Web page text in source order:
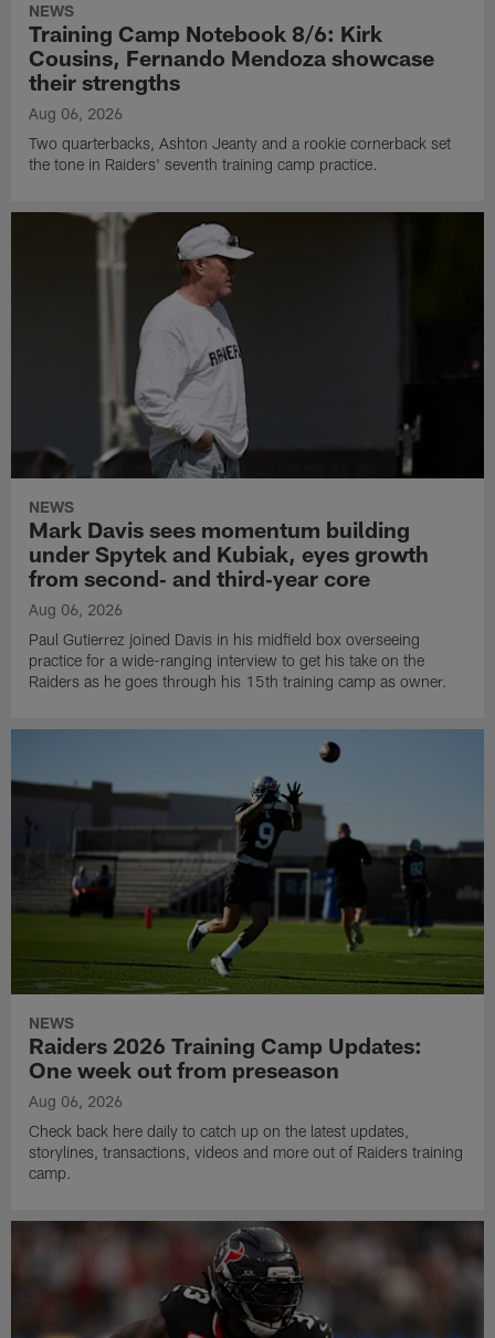
NEWS
Training Camp Notebook 8/6: Kirk
Cousins, Fernando Mendoza showcase
their strengths
Aug 06, 2026
Two quarterbacks, Ashton Jeanty and a rookie cornerback set
the tone in Raiders' seventh training camp practice.
NEWS
Mark Davis sees momentum building
under Spytek and Kubiak, eyes growth
from second‑ and third‑year core
Aug 06, 2026
Paul Gutierrez joined Davis in his midfield box overseeing
practice for a wide-ranging interview to get his take on the
Raiders as he goes through his 15th training camp as owner.
NEWS
Raiders 2026 Training Camp Updates:
One week out from preseason
Aug 06, 2026
Check back here daily to catch up on the latest updates,
storylines, transactions, videos and more out of Raiders training
camp.